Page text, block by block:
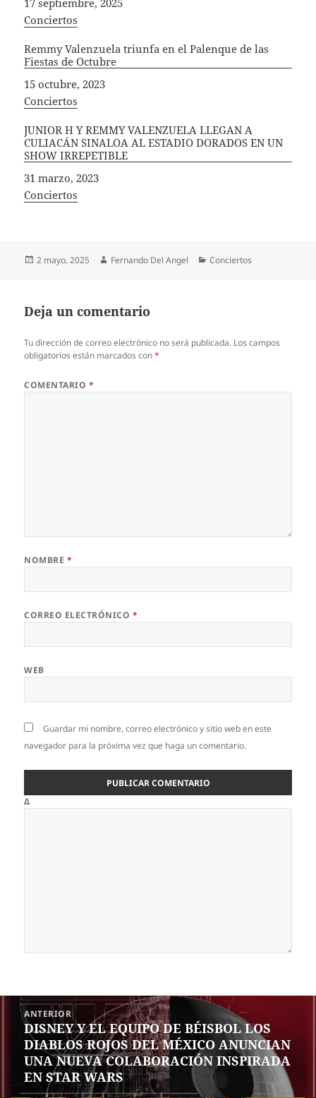
In relation to
Conciertos
Remmy Valenzuela triunfa en el Palenque de las
Fiestas de Octubre
Fecha
15 octubre, 2023
In relation to
Conciertos
JUNIOR H Y REMMY VALENZUELA LLEGAN A
CULIACÁN SINALOA AL ESTADIO DORADOS EN UN
SHOW IRREPETIBLE
Fecha
31 marzo, 2023
In relation to
Conciertos
Publicado
2 mayo, 2025 Autor
Fernando Del Angel Categorías
Conciertos
Deja un comentario
Tu dirección de correo electrónico no será publicada. Los campos
obligatorios están marcados con*
COMENTARIO *
NOMBRE *
CORREO ELECTRÓNICO *
WEB
Guardar mi nombre, correo electrónico y sitio web en este
navegador para la próxima vez que haga un comentario.
Δ
Navegación
entradas
ANTERIOR
Entrada
anterior:
DISNEY Y EL EQUIPO DE BÉISBOL LOS
DIABLOS ROJOS DEL MÉXICO ANUNCIAN
UNA NUEVA COLABORACIÓN INSPIRADA
EN STAR WARS